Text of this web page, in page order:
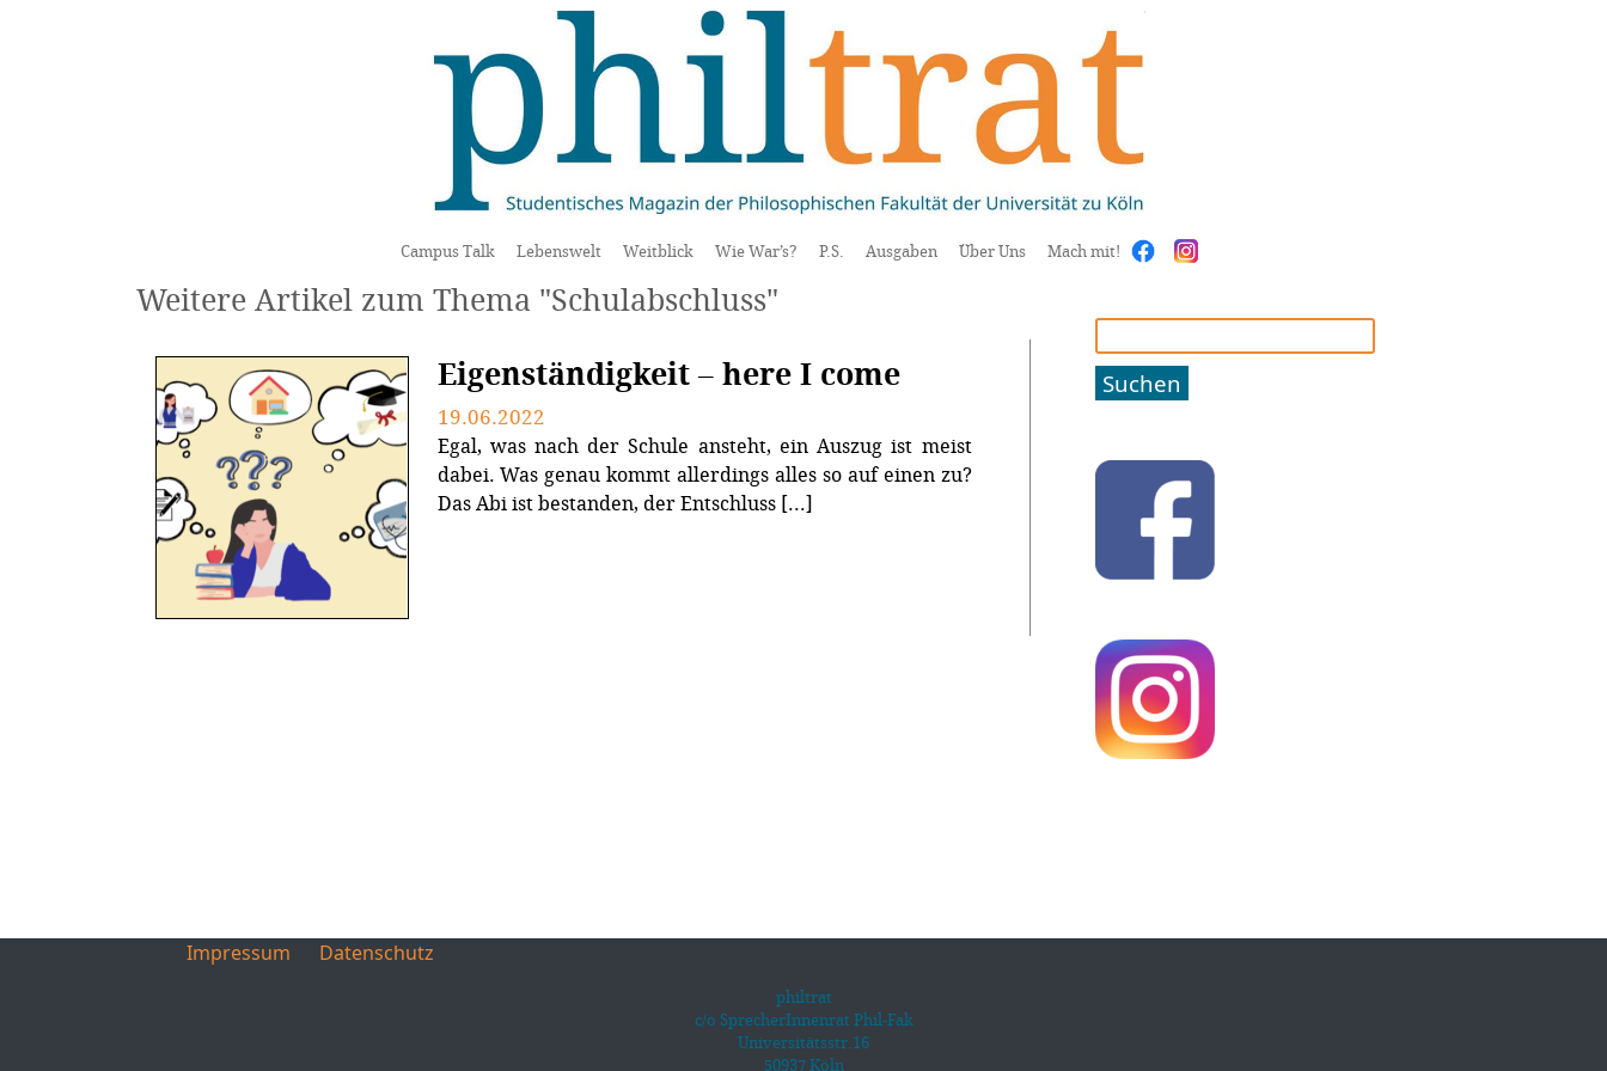
Campus Talk Lebenswelt Weitblick Wie War’s? P.S. Ausgaben Über Uns Mach mit!
Weitere Artikel zum Thema "Schulabschluss"
Eigenständigkeit – here I come
19.06.2022
Egal, was nach der Schule ansteht, ein Auszug ist meist
dabei. Was genau kommt allerdings alles so auf einen zu?
Das Abi ist bestanden, der Entschluss [...]
nach:
Impressum Datenschutz
philtrat
c/o SprecherInnenrat Phil-Fak
Universitätsstr.16
50937 Köln